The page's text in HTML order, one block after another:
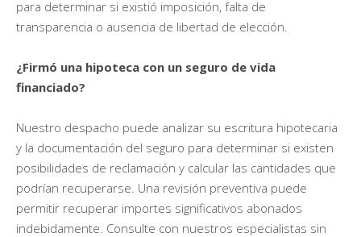
para determinar si existió imposición, falta de
transparencia o ausencia de libertad de elección.
¿Firmó una hipoteca con un seguro de vida
financiado?
Nuestro despacho puede analizar su escritura hipotecaria
y la documentación del seguro para determinar si existen
posibilidades de reclamación y calcular las cantidades que
podrían recuperarse. Una revisión preventiva puede
permitir recuperar importes significativos abonados
indebidamente. Consulte con nuestros especialistas sin